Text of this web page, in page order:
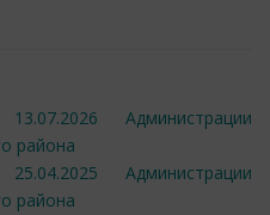
Администрации
района
Администрации
района